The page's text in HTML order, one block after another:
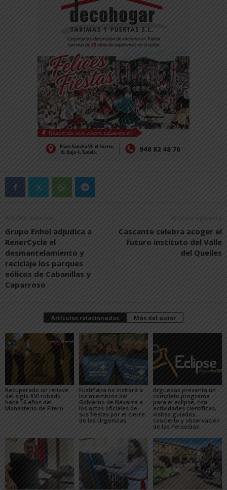
Artículo anterior
Grupo Enhol adjudica a
RenerCycle el
desmantelamiento y
reciclaje los parques
eólicos de Cabanillas y
Caparroso
Artículo siguiente
Cascante celebra acoger el
futuro instituto del Valle
del Queiles
Artículos relacionados Más del autor
Recuperado un relieve
del siglo XVI robado
hace 16 años del
Monasterio de Fitero
Fustiñana no invitará a
los miembros del
Gobierno de Navarra a
los actos oficiales de
sus fiestas por el cierre
de las Urgencias
Arguedas presenta un
completo programa
para el eclipse, con
actividades científicas,
visitas guiadas,
concierto y observación
de las Perseidas